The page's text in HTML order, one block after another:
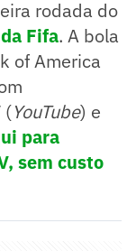
rodada do
Fifa. A bola
of America
(YouTube) e
para
sem custo